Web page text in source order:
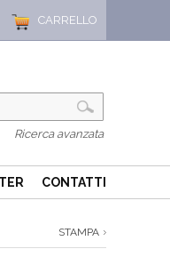
CARRELLO
Ricerca avanzata
CONTATTI
STAMPA